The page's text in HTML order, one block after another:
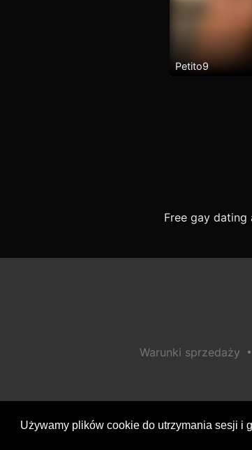
Używamy plików cookie do utrzymania sesji i
Petito9
Free gay
Warunki sprzedaży •